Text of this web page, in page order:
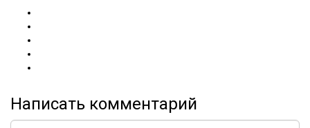
Написать комментарий